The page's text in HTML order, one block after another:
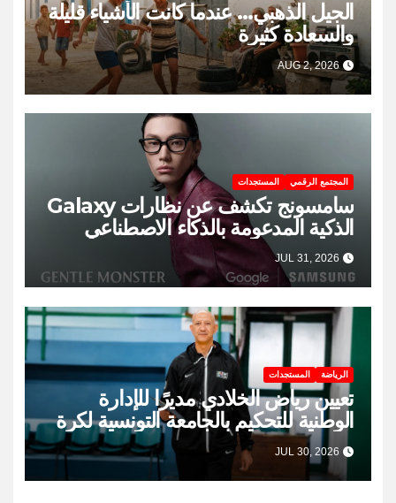
الجيل الذهبي… عندما كانت الأشياء قليلة
والسعادة كثيرة
AUG 2, 2026
المجتمع الرقمي المستجدات
سامسونج تكشف عن نظارات Galaxy
الذكية المدعومة بالذكاء الاصطناعي
JUL 31, 2026
الرياضة المستجدات
تعيين رياض الخلادي مديرًا للإدارة
الوطنية للتحكيم بالجامعة التونسية لكرة
السلة
JUL 30, 2026